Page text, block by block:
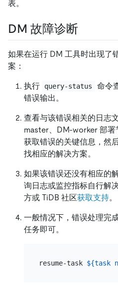
表。
DM 故障诊断
如果在运行 DM 工具时出现了
案：
执行 query-status
命令
错误输出。
查看与该错误相关的日志
master、DM-worker 部署
获取错误的关键信息，然
找相应的解决方案。
如果该错误还没有相应的
询日志或监控指标自行解
方或 TiDB 社区获取支持。
一般情况下，错误处理完
任务即可。
resume-task ${task